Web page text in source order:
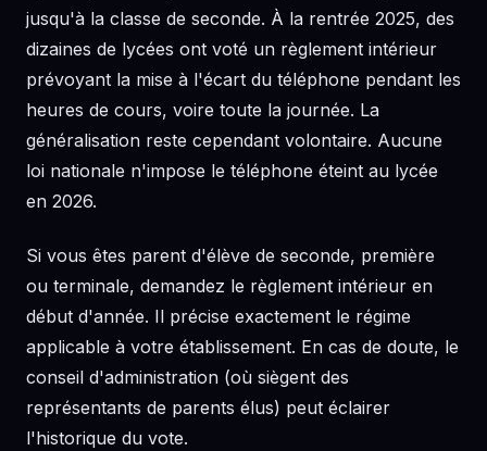
jusqu'à la classe de seconde. À la rentrée 2025, des
dizaines de lycées ont voté un règlement intérieur
prévoyant la mise à l'écart du téléphone pendant les
heures de cours, voire toute la journée. La
généralisation reste cependant volontaire. Aucune
loi nationale n'impose le téléphone éteint au lycée
en 2026.
Si vous êtes parent d'élève de seconde, première
ou terminale, demandez le règlement intérieur en
début d'année. Il précise exactement le régime
applicable à votre établissement. En cas de doute, le
conseil d'administration (où siègent des
représentants de parents élus) peut éclairer
l'historique du vote.